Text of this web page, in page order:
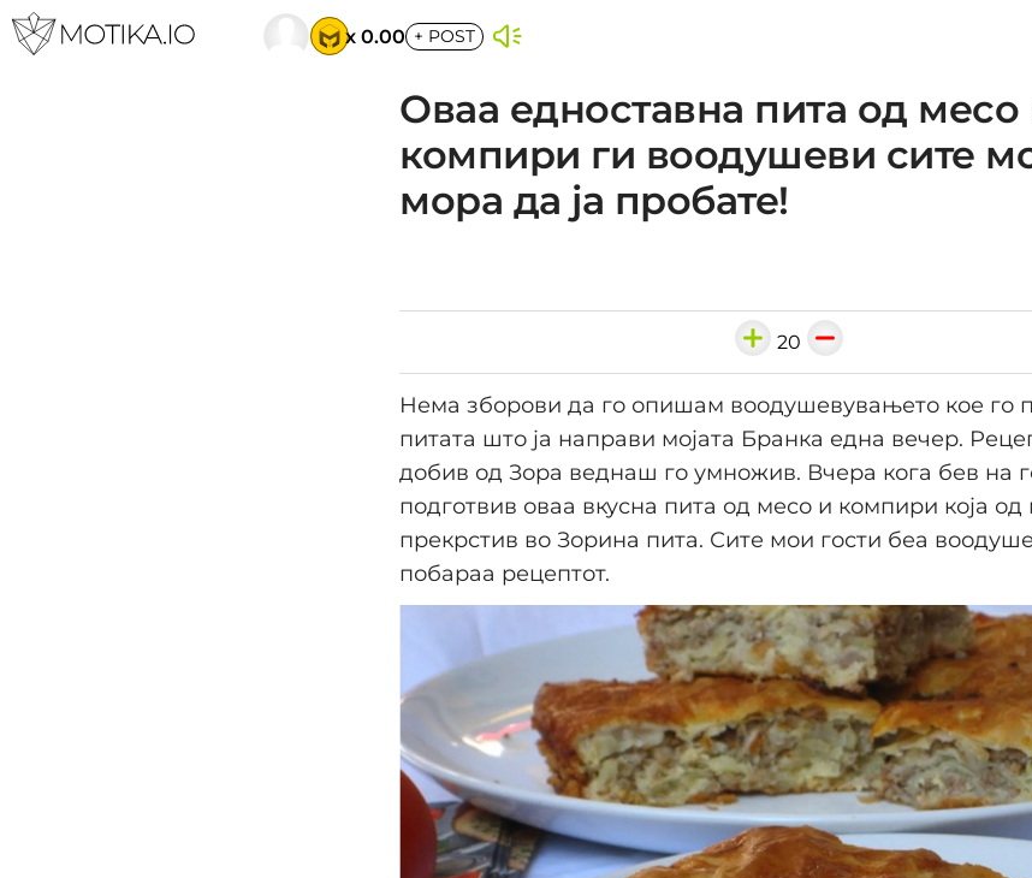
x 0.00 + POST
Оваа едноставна пита од месо
компири ги воодушеви сите
мора да ја пробате!
20
Нема зборови да го опишам воодушевувањето кое го
питата што ја направи мојата Бранка една вечер.
добив од Зора веднаш го умножив. Вчера кога бев на
подготвив оваа вкусна пита од месо и компири која од
прекрстив во Зорина пита. Сите мои гости беа
побараа рецептот.